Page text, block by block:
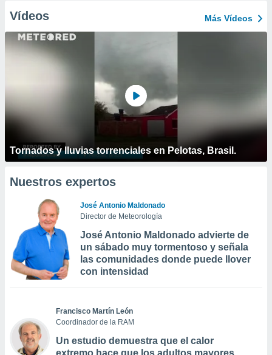
Vídeos Más Vídeos
Tornados y lluvias torrenciales en Pelotas, Brasil.
Nuestros expertos
José Antonio Maldonado
Director de Meteorología
José Antonio Maldonado advierte de
un sábado muy tormentoso y señala
las comunidades donde puede llover
con intensidad
Francisco Martín León
Coordinador de la RAM
Un estudio demuestra que el calor
extremo hace que los adultos mayores